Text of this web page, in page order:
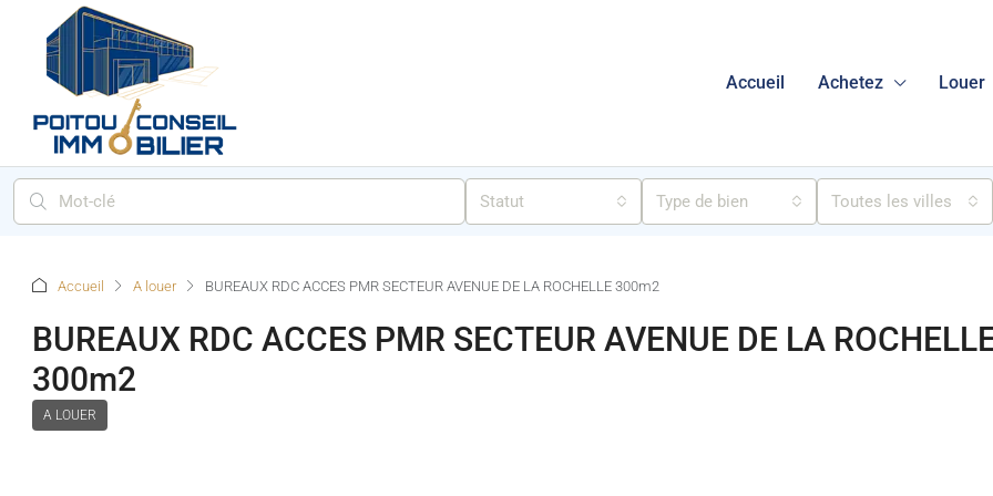
Accueil Achetez Louer
Statut Type de bien Toutes les villes
Accueil A louer BUREAUX RDC ACCES PMR SECTEUR AVENUE DE LA ROCHELLE 300m2
BUREAUX RDC ACCES PMR SECTEUR AVENUE DE LA
300m2
A LOUER